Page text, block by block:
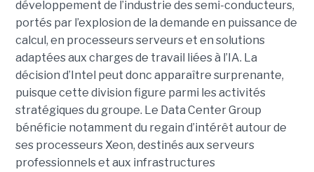
développement de l’industrie des semi-conducteurs,
portés par l’explosion de la demande en puissance de
calcul, en processeurs serveurs et en solutions
adaptées aux charges de travail liées à l’IA. La
décision d’Intel peut donc apparaître surprenante,
puisque cette division figure parmi les activités
stratégiques du groupe. Le Data Center Group
bénéficie notamment du regain d’intérêt autour de
ses processeurs Xeon, destinés aux serveurs
professionnels et aux infrastructures